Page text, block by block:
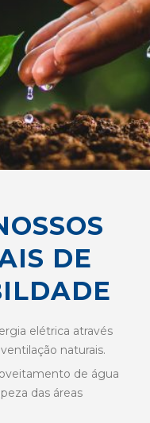
DE
elétrica através
naturais.
de água
das áreas